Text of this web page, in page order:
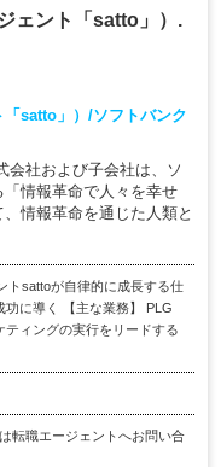
ェント「satto」）.
satto」）/ソフトバンク
会社および子会社は、ソ
情報革命で人々を幸せ
情報革命を通じた人類と
トsattoが自律的に成長する仕
に導く 【主な業務】 PLG
ィングの実行をリードする
転職エージェントへお問い合